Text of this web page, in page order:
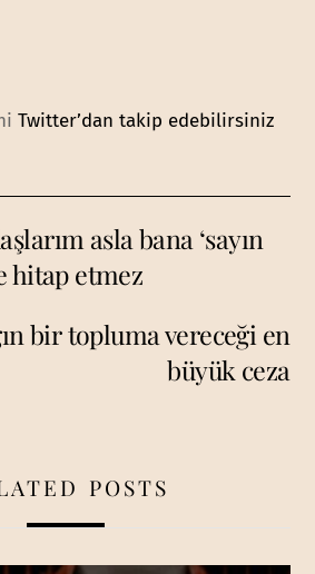
Twitter’dan takip edebilirsiniz
asla bana ‘sayın
hitap etmez
bir topluma vereceği en
büyük ceza
POSTS